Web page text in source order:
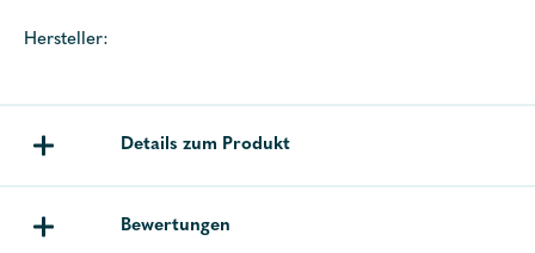
Hersteller:
Details zum Produkt
Bewertungen